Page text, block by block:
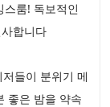
룸! 독보적인
합니다
들이 분위기 메
좋은 밤을 약속